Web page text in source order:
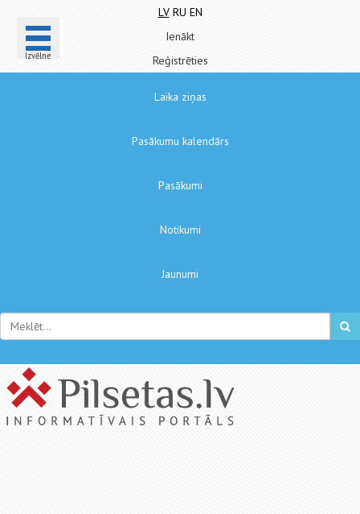
Izvēlne
LV RU EN
Ienākt
Reģistrēties
Laika ziņas
Pasākumu kalendārs
Pasākumi
Notikumi
Jaunumi